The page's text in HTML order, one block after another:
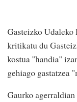
Gasteizko
kritikatu du
kostua "handia"
gehiago gastatzea
Gaurko